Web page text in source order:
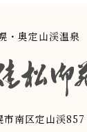
・奥定山渓温泉
南区定山渓857